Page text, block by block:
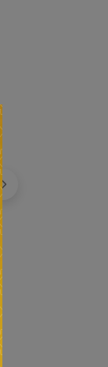
ถัดไป